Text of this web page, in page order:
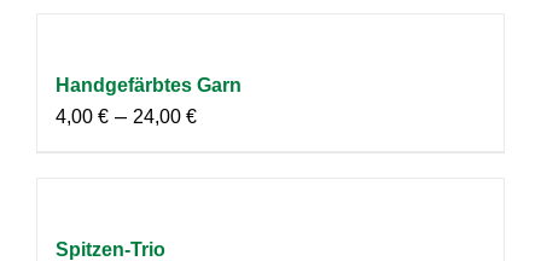
Handgefärbtes Garn
4,00 € – 24,00 €
Spitzen-Trio